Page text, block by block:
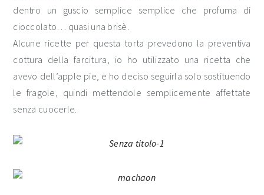
dentro un guscio semplice semplice che profuma di
cioccolato… quasi una brisè.
Alcune ricette per questa torta prevedono la preventiva
cottura della farcitura, io ho utilizzato una ricetta che
avevo dell’apple pie, e ho deciso seguirla solo sostituendo
le fragole, quindi mettendole semplicemente affettate
senza cuocerle.